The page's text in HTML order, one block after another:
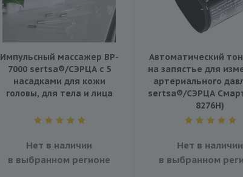
Импульсный массажер BP-
7000 sertsa®/СЭРЦА с 5
насадками для кожи
головы, для тела и лица
Нет в наличии
в выбранном регионе
Автоматический
на запястье для
артериального
sertsa®/СЭРЦА
8276H)
Нет в наличии
в выбранном